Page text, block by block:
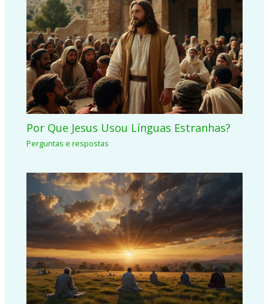
Por Que Jesus Usou Línguas Estranhas?
Perguntas e respostas